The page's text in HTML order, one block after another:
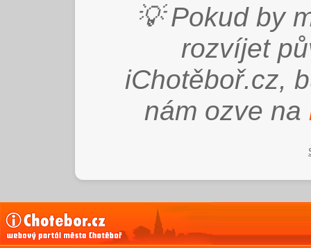
💡 Pokud by
rozvíjet
iChotěboř.cz,
nám ozve na